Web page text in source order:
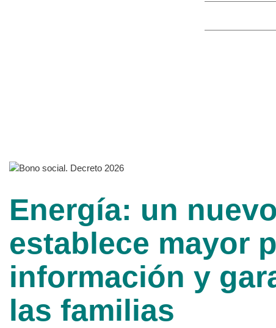
Energía: un
establece mayor
información y
las familias